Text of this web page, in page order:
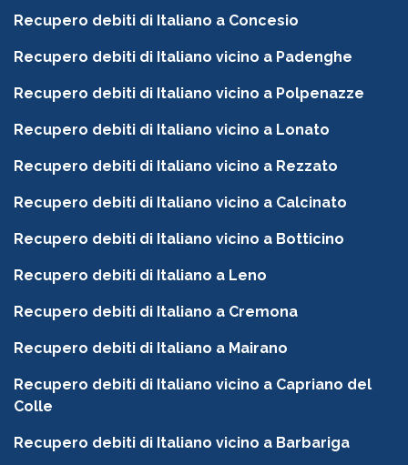
Recupero debiti di Italiano a Concesio
Recupero debiti di Italiano vicino a Padenghe
Recupero debiti di Italiano vicino a Polpenazze
Recupero debiti di Italiano vicino a Lonato
Recupero debiti di Italiano vicino a Rezzato
Recupero debiti di Italiano vicino a Calcinato
Recupero debiti di Italiano vicino a Botticino
Recupero debiti di Italiano a Leno
Recupero debiti di Italiano a Cremona
Recupero debiti di Italiano a Mairano
Recupero debiti di Italiano vicino a Capriano del
Colle
Recupero debiti di Italiano vicino a Barbariga